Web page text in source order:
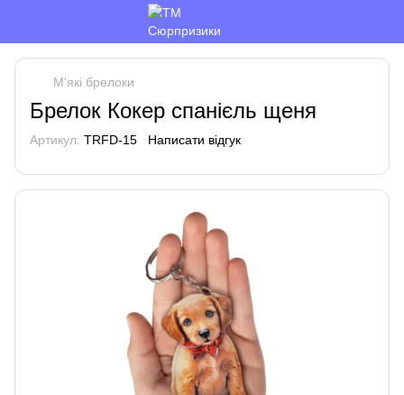
М'які брелоки
Брелок Кокер спанієль щеня
Артикул: TRFD-15 Написати відгук